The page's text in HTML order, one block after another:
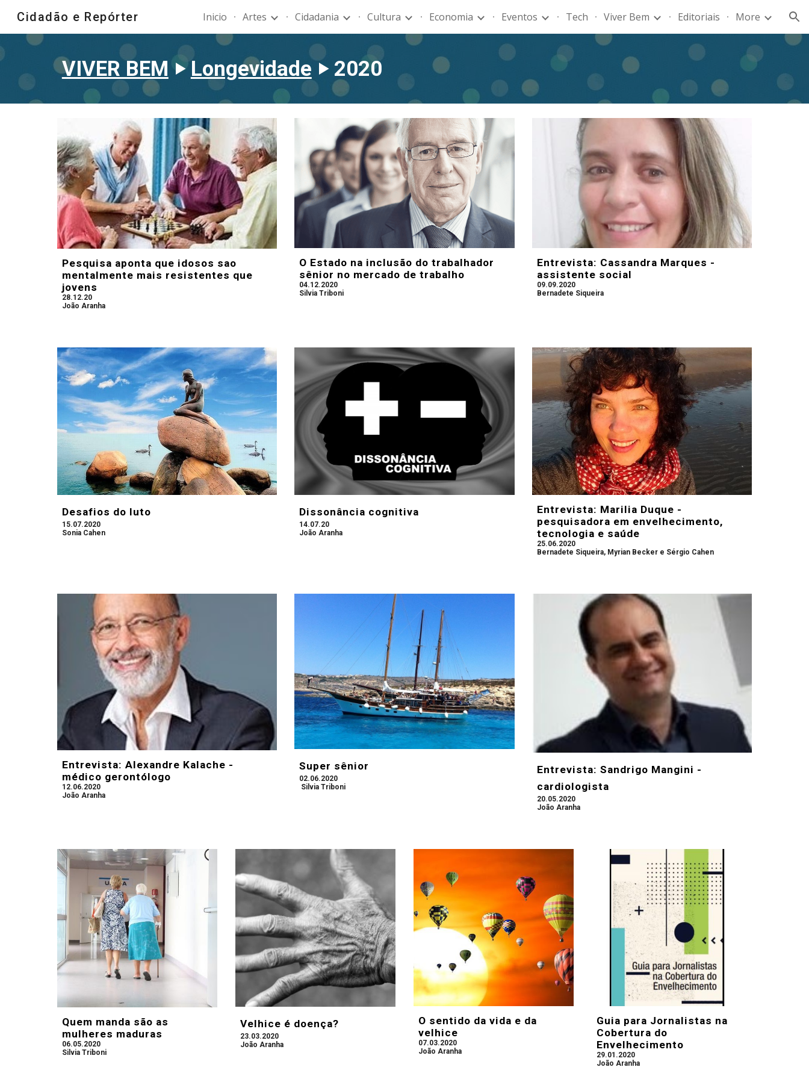
Skip to main content Skip to navigation
Cidadão e Repórter Inicio Artes Cidadania Cultura Economia Eventos Tech Viver Bem Editoriais More
VIVER BEM ‣Longevidade ‣ 2020
Pesquisa aponta que idosos sao
mentalmente mais resistentes que
jovens
28.12.20
João Aranha
O Estado na inclusão do trabalhador
sênior no mercado de trabalho
04.12.2020
Silvia Triboni
Entrevista: Cassandra Marques -
assistente social
09.09.2020
Bernadete Siqueira
Desafios do luto
15.07.2020
Sonia Cahen
Dissonância cognitiva
14.07.20
João Aranha
Entrevista: Marilia Duque -
pesquisadora em envelhecimento,
tecnologia e saúde
25.06.2020
Bernadete Siqueira, Myrian Becker e Sérgio Cahen
Entrevista: Alexandre Kalache -
médico gerontólogo
12.06.2020
João Aranha
Super sênior
02.06.2020
Silvia Triboni
Entrevista: Sandrigo Mangini -
cardiologista
20.05.2020
João Aranha
Quem manda são as
mulheres maduras
06.05.2020
Silvia Triboni
Velhice é doença?
23.03.2020
João Aranha
O sentido da vida e da
velhice
07.03.2020
João Aranha
Guia para Jornalistas na
Cobertura do
Envelhecimento
29.01.2020
João Aranha